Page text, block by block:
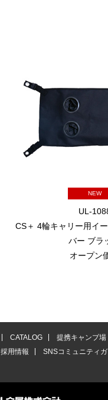
NEW
UL-
CS＋ 4輪キャリー用イ
バー ブラ
オープン
CATALOG 提携キャンプ場
採用情報 SNSコミュニティ